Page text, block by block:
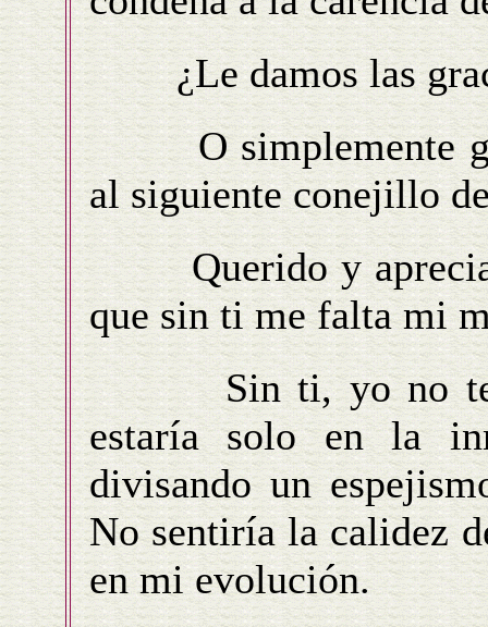
¿Le damos las
O simplemente
al siguiente conejillo
Querido y
que sin ti me falta mi
Sin ti, yo no
estaría solo en la
divisando un
No sentiría la calidez
en mi evolución.